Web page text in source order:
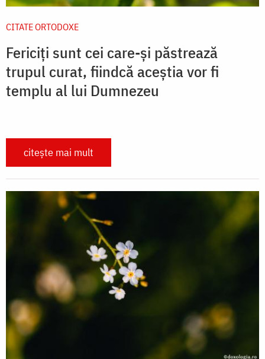
CITATE ORTODOXE
Fericiți sunt cei care-și păstrează
trupul curat, fiindcă aceștia vor fi
templu al lui Dumnezeu
citește mai mult